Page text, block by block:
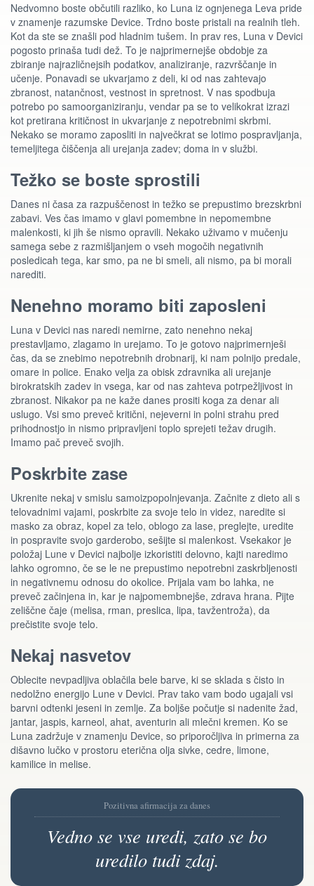
Nedvomno boste občutili razliko, ko Luna iz ognjenega Leva pride
v znamenje razumske Device. Trdno boste pristali na realnih tleh.
Kot da ste se znašli pod hladnim tušem. In prav res, Luna v Devici
pogosto prinaša tudi dež. To je najprimernejše obdobje za
zbiranje najrazličnejsih podatkov, analiziranje, razvrščanje in
učenje. Ponavadi se ukvarjamo z deli, ki od nas zahtevajo
zbranost, natančnost, vestnost in spretnost. V nas spodbuja
potrebo po samoorganiziranju, vendar pa se to velikokrat izrazi
kot pretirana kritičnost in ukvarjanje z nepotrebnimi skrbmi.
Nekako se moramo zaposliti in največkrat se lotimo pospravljanja,
temeljitega čiščenja ali urejanja zadev; doma in v službi.
Težko se boste sprostili
Danes ni časa za razpuščenost in težko se prepustimo brezskrbni
zabavi. Ves čas imamo v glavi pomembne in nepomembne
malenkosti, ki jih še nismo opravili. Nekako uživamo v mučenju
samega sebe z razmišljanjem o vseh mogočih negativnih
posledicah tega, kar smo, pa ne bi smeli, ali nismo, pa bi morali
narediti.
Nenehno moramo biti zaposleni
Luna v Devici nas naredi nemirne, zato nenehno nekaj
prestavljamo, zlagamo in urejamo. To je gotovo najprimernješi
čas, da se znebimo nepotrebnih drobnarij, ki nam polnijo predale,
omare in police. Enako velja za obisk zdravnika ali urejanje
birokratskih zadev in vsega, kar od nas zahteva potrpežljivost in
zbranost. Nikakor pa ne kaže danes prositi koga za denar ali
uslugo. Vsi smo preveč kritični, nejeverni in polni strahu pred
prihodnostjo in nismo pripravljeni toplo sprejeti težav drugih.
Imamo pač preveč svojih.
Poskrbite zase
Ukrenite nekaj v smislu samoizpopolnjevanja. Začnite z dieto ali s
telovadnimi vajami, poskrbite za svoje telo in videz, naredite si
masko za obraz, kopel za telo, oblogo za lase, preglejte, uredite
in pospravite svojo garderobo, sešijte si malenkost. Vsekakor je
položaj Lune v Devici najbolje izkoristiti delovno, kajti naredimo
lahko ogromno, če se le ne prepustimo nepotrebni zaskrbljenosti
in negativnemu odnosu do okolice. Prijala vam bo lahka, ne
preveč začinjena in, kar je najpomembnejše, zdrava hrana. Pijte
zeliščne čaje (melisa, rman, preslica, lipa, tavžentroža), da
prečistite svoje telo.
Nekaj nasvetov
Oblecite nevpadljiva oblačila bele barve, ki se sklada s čisto in
nedolžno energijo Lune v Devici. Prav tako vam bodo ugajali vsi
barvni odtenki jeseni in zemlje. Za boljše počutje si nadenite žad,
jantar, jaspis, karneol, ahat, aventurin ali mlečni kremen. Ko se
Luna zadržuje v znamenju Device, so priporočljiva in primerna za
dišavno lučko v prostoru eterična olja sivke, cedre, limone,
kamilice in melise.
Pozitivna afirmacija za danes
Vedno se vse uredi, zato se bo
uredilo tudi zdaj.